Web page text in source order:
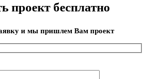
проект бесплатно
и мы пришлем Вам проект